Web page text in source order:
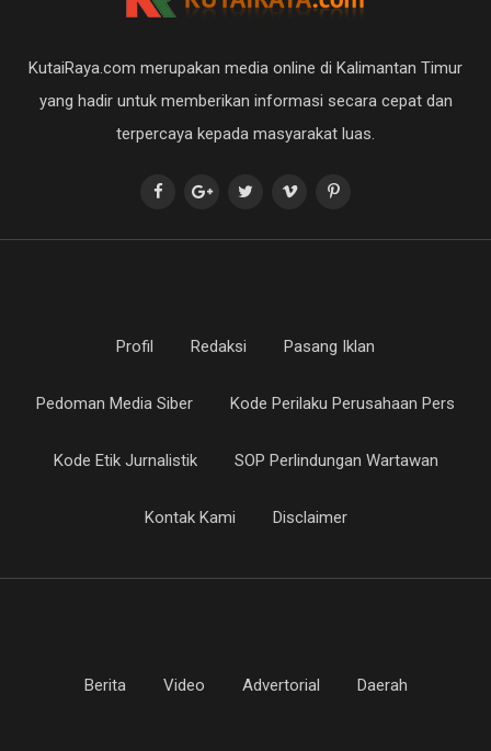
KutaiRaya.com merupakan media online di Kalimantan Timur
yang hadir untuk memberikan informasi secara cepat dan
terpercaya kepada masyarakat luas.
Profil Redaksi Pasang Iklan
Pedoman Media Siber Kode Perilaku Perusahaan Pers
Kode Etik Jurnalistik SOP Perlindungan Wartawan
Kontak Kami Disclaimer
Berita Video Advertorial Daerah